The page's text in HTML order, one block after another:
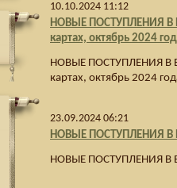
10.10.2024 11:12
НОВЫЕ ПОСТУПЛЕНИЯ В
картах, октябрь 2024
НОВЫЕ ПОСТУПЛЕНИЯ В
картах, октябрь 2024
23.09.2024 06:21
НОВЫЕ ПОСТУПЛЕНИЯ В
НОВЫЕ ПОСТУПЛЕНИЯ В